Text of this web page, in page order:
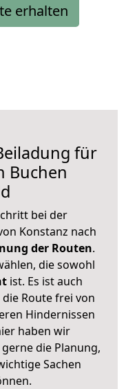
erhalten
für
Buchen
bei der
Konstanz nach
der Routen.
die sowohl
ist. Es ist auch
Route frei von
Hindernissen
haben wir
die Planung,
Sachen